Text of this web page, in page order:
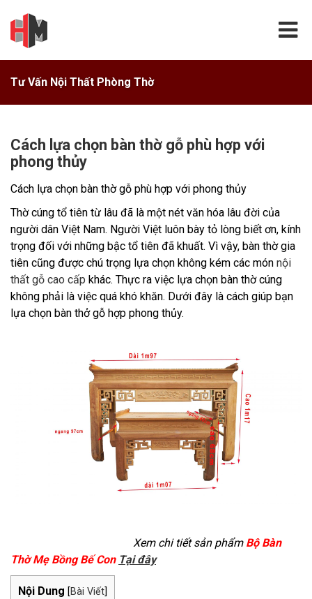
Tư Vấn Nội Thất Phòng Thờ
Cách lựa chọn bàn thờ gỗ phù hợp với
phong thủy
Cách lựa chọn bàn thờ gỗ phù hợp với phong thủy
Thờ cúng tổ tiên từ lâu đã là một nét văn hóa lâu đời của
người dân Việt Nam. Người Việt luôn bày tỏ lòng biết ơn, kính
trọng đối với những bậc tổ tiên đã khuất. Vì vậy, bàn thờ gia
tiên cũng được chú trọng lựa chọn không kém các món nội
thất gỗ cao cấp khác. Thực ra việc lựa chọn bàn thờ cúng
không phải là việc quá khó khăn. Dưới đây là cách giúp bạn
lựa chọn bàn thở gỗ hợp phong thủy.
Xem chi tiết sản phẩm Bộ Bàn
Thờ Mẹ Bồng Bế Con Tại đây
Nội Dung Bài Viết